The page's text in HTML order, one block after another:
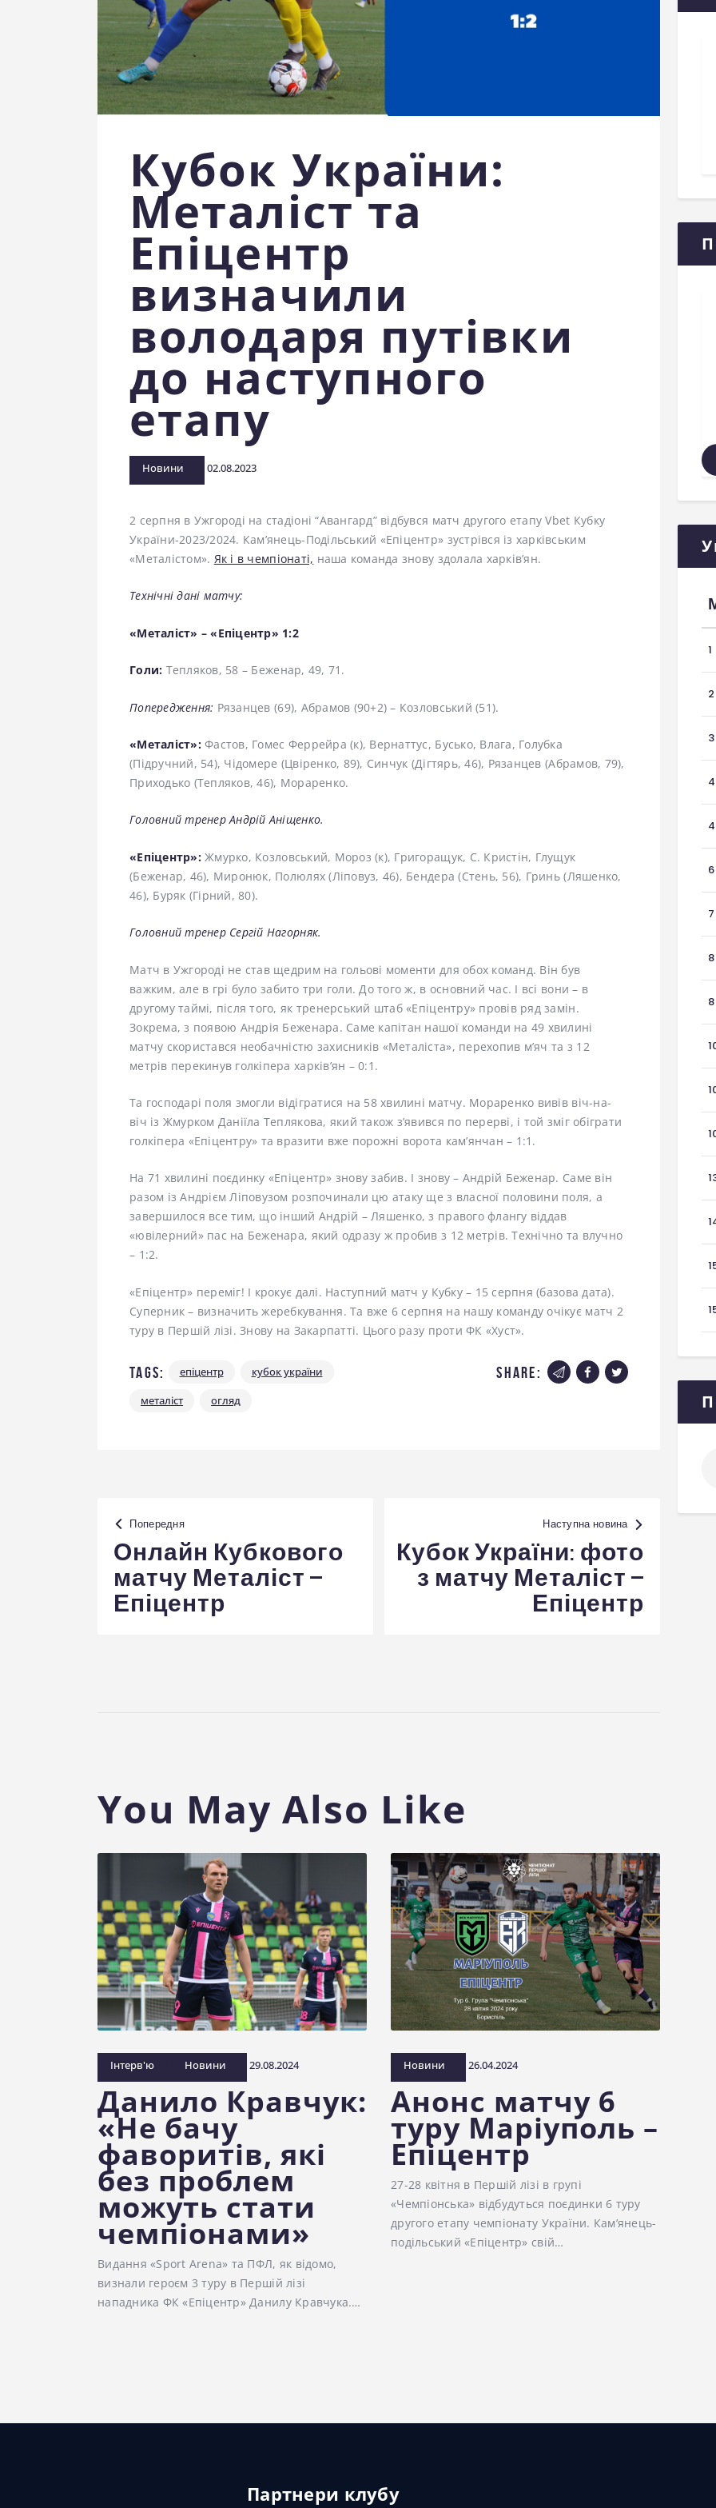
Кубок України:
Металіст та
Епіцентр
визначили
володаря путівки
до наступного
етапу
Новини 02.08.2023
2 серпня в Ужгороді на стадіоні “Авангард” відбувся матч другого етапу Vbet Кубку
України-2023/2024. Кам’янець-Подільський «Епіцентр» зустрівся із харківським
«Металістом». Як і в чемпіонаті, наша команда знову здолала харків’ян.
Технічні дані матчу:
«Металіст» – «Епіцентр» 1:2
Голи: Тепляков, 58 – Беженар, 49, 71.
Попередження: Рязанцев (69), Абрамов (90+2) – Козловський (51).
«Металіст»:Фастов, Гомес Феррейра (к), Вернаттус, Бусько, Влага, Голубка
(Підручний, 54), Чідомере (Цвіренко, 89), Синчук (Дігтярь, 46), Рязанцев (Абрамов, 79),
Приходько (Тепляков, 46), Мораренко.
Головний тренер Андрій Аніщенко.
«Епіцентр»:Жмурко, Козловський, Мороз (к), Григоращук, С. Кристін, Глущук
(Беженар, 46), Миронюк, Полюлях (Ліповуз, 46), Бендера (Стень, 56), Гринь (Ляшенко,
46), Буряк (Гірний, 80).
Головний тренер Сергій Нагорняк.
Матч в Ужгороді не став щедрим на гольові моменти для обох команд. Він був
важким, але в грі було забито три голи. До того ж, в основний час. І всі вони – в
другому таймі, після того, як тренерський штаб «Епіцентру» провів ряд замін.
Зокрема, з появою Андрія Беженара. Саме капітан нашої команди на 49 хвилині
матчу скористався необачністю захисників «Металіста», перехопив м’яч та з 12
метрів перекинув голкіпера харків’ян – 0:1.
Та господарі поля змогли відігратися на 58 хвилині матчу. Мораренко вивів віч-на-
віч із Жмурком Даніїла Теплякова, який також з’явився по перерві, і той зміг обіграти
голкіпера «Епіцентру» та вразити вже порожні ворота кам’янчан – 1:1.
На 71 хвилині поєдинку «Епіцентр» знову забив. І знову – Андрій Беженар. Саме він
разом із Андрієм Ліповузом розпочинали цю атаку ще з власної половини поля, а
завершилося все тим, що інший Андрій – Ляшенко, з правого флангу віддав
«ювілерний» пас на Беженара, який одразу ж пробив з 12 метрів. Технічно та влучно
– 1:2.
«Епіцентр» переміг! І крокує далі. Наступний матч у Кубку – 15 серпня (базова дата).
Суперник – визначить жеребкування. Та вже 6 серпня на нашу команду очікує матч 2
туру в Першій лізі. Знову на Закарпатті. Цього разу проти ФК «Хуст».
Tags: епіцентр
кубок україни
металіст
огляд
share:
Навігація
записів
Попередня
Онлайн Кубкового
матчу Металіст –
Епіцентр
Наступна новина
Кубок України: фото
з матчу Металіст –
Епіцентр
You May Also Like
Інтерв'ю Новини 29.08.2024
Данило Кравчук:
«Не бачу
фаворитів, які
без проблем
можуть стати
чемпіонами»
Видання «Sport Arena» та ПФЛ, як відомо,
визнали героєм 3 туру в Першій лізі
нападника ФК «Епіцентр» Данилу Кравчука.…
Новини 26.04.2024
Анонс матчу 6
туру Маріуполь –
Епіцентр
27-28 квітня в Першій лізі в групі
«Чемпіонська» відбудуться поєдинки 6 туру
другого етапу чемпіонату України. Кам’янець-
подільський «Епіцентр» свій…
1
2
3
4
4
6
7
8
8